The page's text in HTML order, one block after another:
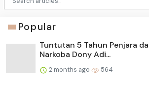
Popular
Tuntutan 5 Tahun Penjara
Narkoba Dony Adi...
2 months ago 564